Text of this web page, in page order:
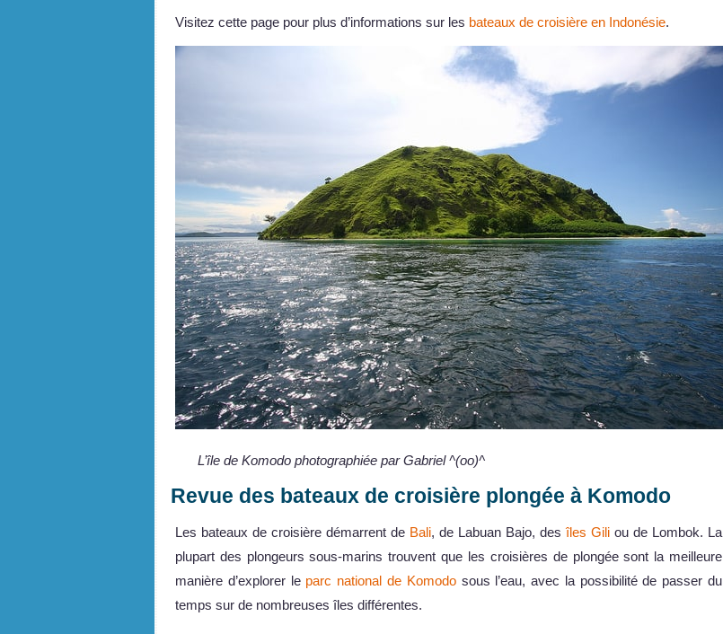
Visitez cette page pour plus d’informations sur les bateaux de croisière en Indonésie.
L’île de Komodo photographiée par Gabriel ^(oo)^
Revue des bateaux de croisière plongée à Komodo
Les bateaux de croisière démarrent de Bali, de Labuan Bajo, des îles Gili ou de Lombok. La
plupart des plongeurs sous-marins trouvent que les croisières de plongée sont la meilleure
manière d’explorer le parc national de Komodo sous l’eau, avec la possibilité de passer du
temps sur de nombreuses îles différentes.